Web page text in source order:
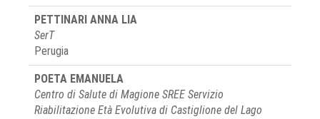
PETTINARI ANNA LIA
SerT
Perugia
POETA EMANUELA
Centro di Salute di Magione SREE Servizio
Riabilitazione Età Evolutiva di Castiglione del Lago